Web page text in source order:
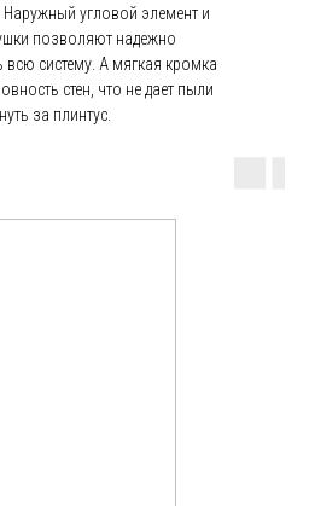
Наружный угловой элемент и
позволяют надежно
всю систему. А мягкая кромка
стен, что не дает пыли
за плинтус.